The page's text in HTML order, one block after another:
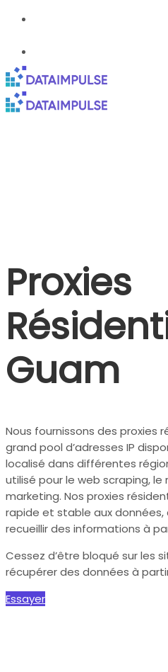
Proxies
Guam
Nous fournissons des proxies
grand pool d’adresses IP
localisé dans différentes
utilisé pour le web scraping,
marketing. Nos proxies
rapide et stable aux
recueillir des informations à
Cessez d’être bloqué sur les
récupérer des données à
Essayer